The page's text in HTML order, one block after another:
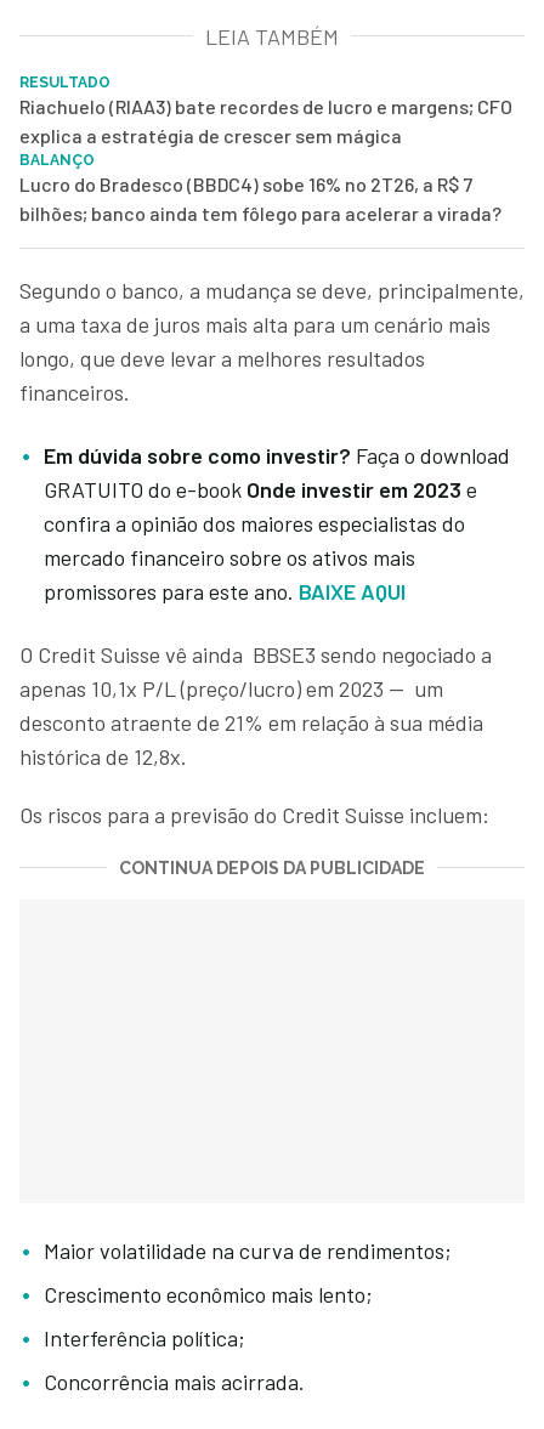
LEIA TAMBÉM
RESULTADO
Riachuelo (RIAA3) bate recordes de lucro e margens; CFO
explica a estratégia de crescer sem mágica
BALANÇO
Lucro do Bradesco (BBDC4) sobe 16% no 2T26, a R$ 7
bilhões; banco ainda tem fôlego para acelerar a virada?
Segundo o banco, a mudança se deve, principalmente,
a uma taxa de juros mais alta para um cenário mais
longo, que deve levar a melhores resultados
financeiros.
Em dúvida sobre como investir? Faça o download
GRATUITO do e-book Onde investir em 2023 e
confira a opinião dos maiores especialistas do
mercado financeiro sobre os ativos mais
promissores para este ano. BAIXE AQUI
O Credit Suisse vê ainda BBSE3 sendo negociado a
apenas 10,1x P/L (preço/lucro) em 2023 — um
desconto atraente de 21% em relação à sua média
histórica de 12,8x.
Os riscos para a previsão do Credit Suisse incluem:
CONTINUA DEPOIS DA PUBLICIDADE
Maior volatilidade na curva de rendimentos;
Crescimento econômico mais lento;
Interferência política;
Concorrência mais acirrada.